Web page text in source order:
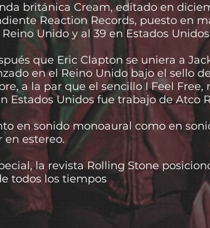
británica Cream, editado en
Reaction Records, puesto en
Unido y al 39 en Estados
que Eric Clapton se uniera a
en el Reino Unido bajo el sello
a la par que el sencillo I Feel
Estados Unidos fue trabajo de Atco
en sonido monoaural como en
en estereo.
la revista Rolling Stone
todos los tiempos